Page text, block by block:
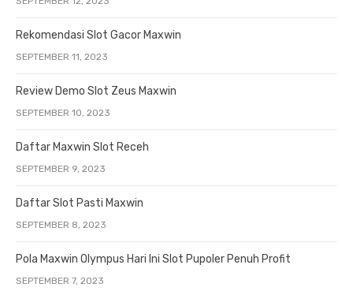
Rekomendasi Slot Gacor Maxwin
SEPTEMBER 11, 2023
Review Demo Slot Zeus Maxwin
SEPTEMBER 10, 2023
Daftar Maxwin Slot Receh
SEPTEMBER 9, 2023
Daftar Slot Pasti Maxwin
SEPTEMBER 8, 2023
Pola Maxwin Olympus Hari Ini Slot Pupoler Penuh Profit
SEPTEMBER 7, 2023